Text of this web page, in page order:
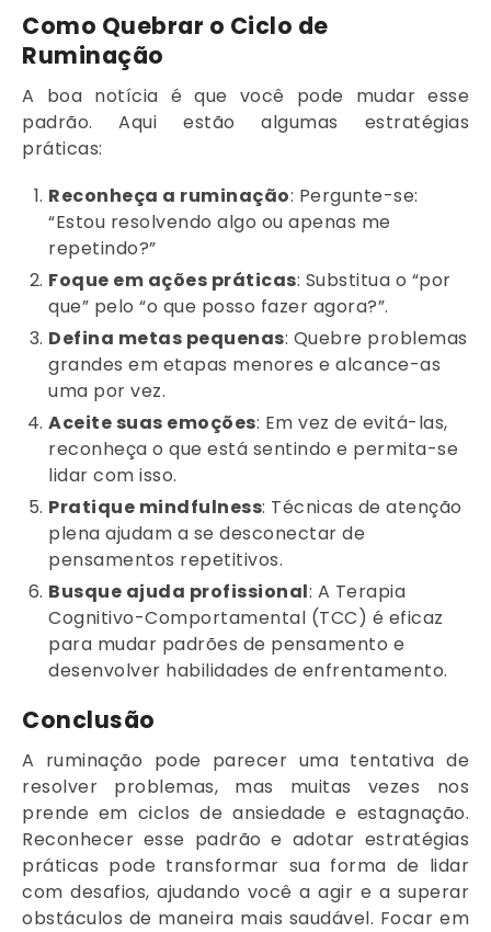
Como Quebrar o Ciclo de
Ruminação
A boa notícia é que você pode mudar esse
padrão. Aqui estão algumas estratégias
práticas:
Reconheça a ruminação: Pergunte-se:
“Estou resolvendo algo ou apenas me
repetindo?”
Foque em ações práticas: Substitua o “por
que” pelo “o que posso fazer agora?”.
Defina metas pequenas: Quebre problemas
grandes em etapas menores e alcance-as
uma por vez.
Aceite suas emoções: Em vez de evitá-las,
reconheça o que está sentindo e permita-se
lidar com isso.
Pratique mindfulness: Técnicas de atenção
plena ajudam a se desconectar de
pensamentos repetitivos.
Busque ajuda profissional: A Terapia
Cognitivo-Comportamental (TCC) é eficaz
para mudar padrões de pensamento e
desenvolver habilidades de enfrentamento.
Conclusão
A ruminação pode parecer uma tentativa de
resolver problemas, mas muitas vezes nos
prende em ciclos de ansiedade e estagnação.
Reconhecer esse padrão e adotar estratégias
práticas pode transformar sua forma de lidar
com desafios, ajudando você a agir e a superar
obstáculos de maneira mais saudável. Focar em